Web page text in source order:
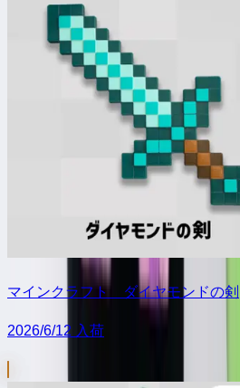
マインクラフト ダイヤモンドの剣
2026/6/12 入荷